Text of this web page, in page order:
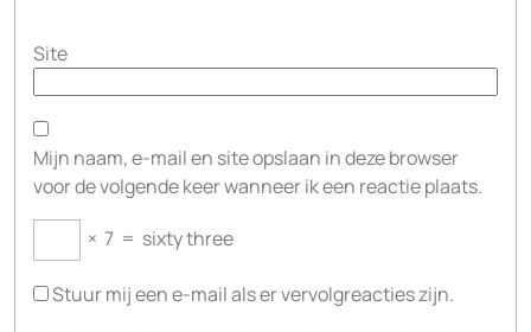
Site
Mijn naam, e-mail en site opslaan in deze browser
voor de volgende keer wanneer ik een reactie plaats.
× 7 = sixty three
Stuur mij een e-mail als er vervolgreacties zijn.